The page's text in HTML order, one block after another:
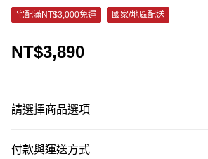
宅配滿NT$3,000免運 國家/地區配送
NT$3,890
請選擇商品選項
付款與運送方式